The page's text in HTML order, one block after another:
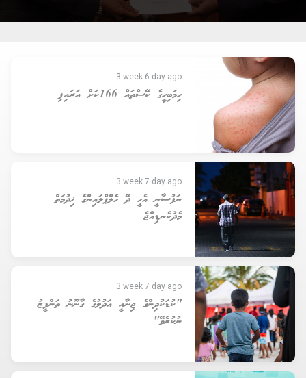
3 week 6 day ago
ހިމަބިހީގެ ކޭސްތައް 166ކަށް އަރައިފި
3 week 7 day ago
ނަފުސާނީ އެހީ ދޭ ހެލްޕްލައިންގެ ޚިދުމަތް
މެދުކެނޑިއްޖެ
3 week 7 day ago
"ކުޑަކުދިންގެ ޖިނާއީ އަދުލުގެ ގާނޫނު ތަންފީޒު
ނުކުރެވޭ"